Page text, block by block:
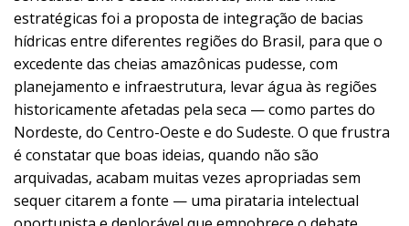
estratégicas foi a proposta de integração de bacias
hídricas entre diferentes regiões do Brasil, para que o
excedente das cheias amazônicas pudesse, com
planejamento e infraestrutura, levar água às regiões
historicamente afetadas pela seca — como partes do
Nordeste, do Centro-Oeste e do Sudeste. O que frustra
é constatar que boas ideias, quando não são
arquivadas, acabam muitas vezes apropriadas sem
sequer citarem a fonte — uma pirataria intelectual